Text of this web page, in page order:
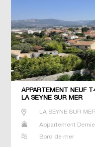
APPARTEMENT NEUF
LA SEYNE SUR MER
LA SEYNE SUR MER
Appartement
Bord de mer